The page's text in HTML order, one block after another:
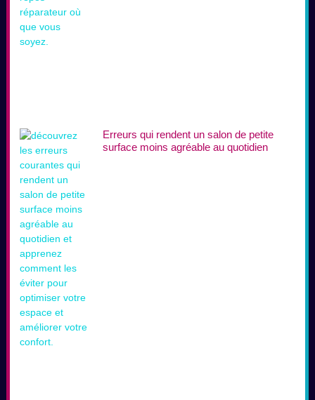
Erreurs qui rendent un salon de petite
surface moins agréable au quotidien